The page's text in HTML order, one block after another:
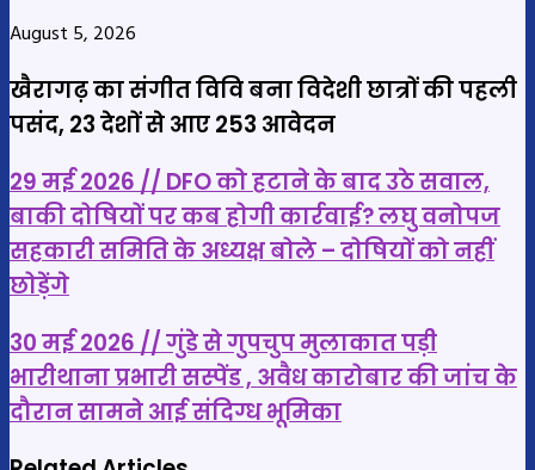
August 5, 2026
खैरागढ़ का संगीत विवि बना विदेशी छात्रों की पहली
पसंद, 23 देशों से आए 253 आवेदन
29
मई
2026
//
DFO
को
हटाने
के
बाद
उठे
29 मई 2026 // DFO को हटाने के बाद उठे सवाल,
बाकी दोषियों पर कब होगी कार्रवाई? लघु वनोपज
सहकारी समिति के अध्यक्ष बोले – दोषियों को नहीं
छोड़ेंगे
30
मई
2026
//
गुंडे
30 मई 2026 // गुंडे से गुपचुप मुलाकात पड़ी
भारीथाना प्रभारी सस्पेंड , अवैध कारोबार की जांच के
दौरान सामने आई संदिग्ध भूमिका